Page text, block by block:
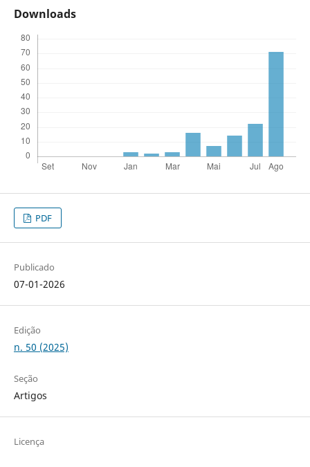
Downloads
PDF
Publicado
07-01-2026
Edição
n. 50 (2025)
Seção
Artigos
Licença